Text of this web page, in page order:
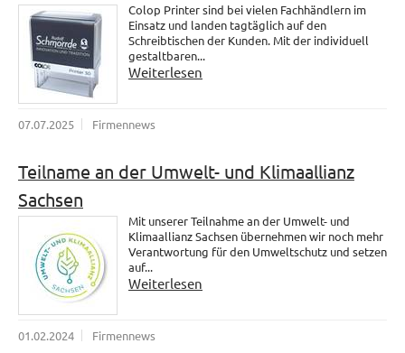
Colop Printer sind bei vielen Fachhändlern im
Einsatz und landen tagtäglich auf den
Schreibtischen der Kunden. Mit der individuell
gestaltbaren...
Weiterlesen
07.07.2025 Firmennews
Teilname an der Umwelt- und Klimaallianz
Sachsen
Mit unserer Teilnahme an der Umwelt- und
Klimaallianz Sachsen übernehmen wir noch mehr
Verantwortung für den Umweltschutz und setzen
auf...
Weiterlesen
01.02.2024 Firmennews